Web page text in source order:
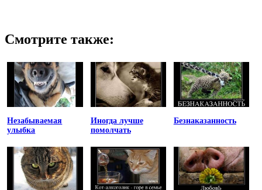
Смотрите также:
Незабываемая
улыбка
Иногда лучше
помолчать
Безнаказанность